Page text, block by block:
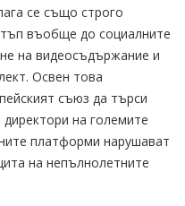
се също строго
въобще до социалните
на видеосъдържание и
Освен това
съюз да търси
на големите
платформи нарушават
на непълнолетните